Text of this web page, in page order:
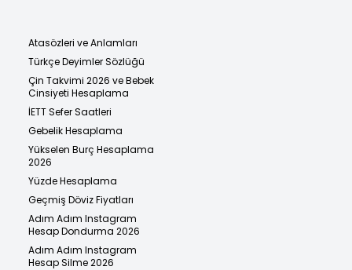
Atasözleri ve Anlamları
Türkçe Deyimler Sözlüğü
Çin Takvimi 2026 ve Bebek
Cinsiyeti Hesaplama
İETT Sefer Saatleri
Gebelik Hesaplama
Yükselen Burç Hesaplama
2026
Yüzde Hesaplama
Geçmiş Döviz Fiyatları
Adım Adım Instagram
Hesap Dondurma 2026
Adım Adım Instagram
Hesap Silme 2026